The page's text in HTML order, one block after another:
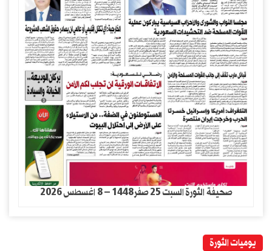
صحيفة الثورة السبت 25 صفر1448 – 8 اغسطس 2026
يوميات الثورة